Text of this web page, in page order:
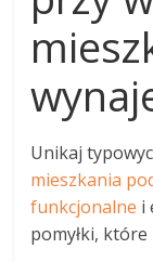
Unikaj
mieszkania
funkcjonalne i
pomyłki, które